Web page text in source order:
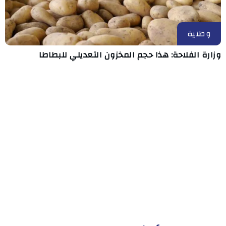
وطنية
وزارة الفلاحة: هذا حجم المخزون التعديلي للبطاطا